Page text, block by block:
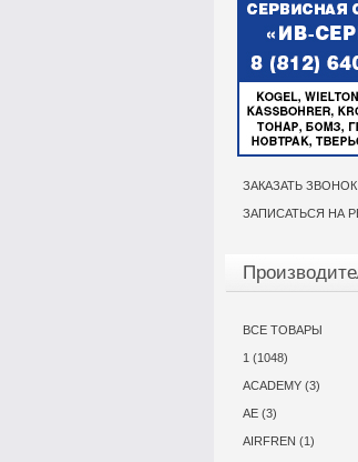
ЗАКАЗАТЬ ЗВОНОК
ЗАПИСАТЬСЯ НА
ВСЕ ТОВАРЫ
1 (1048)
ACADEMY (3)
AE (3)
AIRFREN (1)